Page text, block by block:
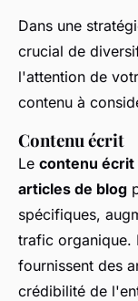
Dans une
crucial de
l'attention de
contenu à
Contenu écrit
Le contenu écrit
articles de blog
spécifiques,
trafic organique.
fournissent des
crédibilité de